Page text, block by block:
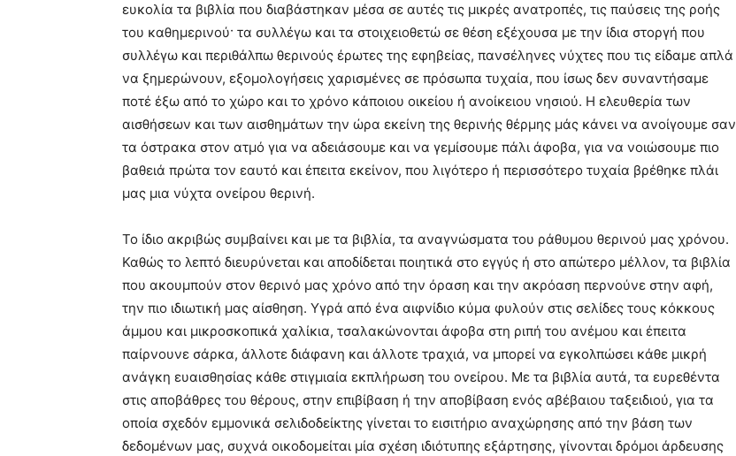
ευκολία τα βιβλία που διαβάστηκαν μέσα σε αυτές τις μικρές ανατροπές, τις παύσεις της ροής
του καθημερινού· τα συλλέγω και τα στοιχειοθετώ σε θέση εξέχουσα με την ίδια στοργή που
συλλέγω και περιθάλπω θερινούς έρωτες της εφηβείας, πανσέληνες νύχτες που τις είδαμε απλά
να ξημερώνουν, εξομολογήσεις χαρισμένες σε πρόσωπα τυχαία, που ίσως δεν συναντήσαμε
ποτέ έξω από το χώρο και το χρόνο κάποιου οικείου ή ανοίκειου νησιού. Η ελευθερία των
αισθήσεων και των αισθημάτων την ώρα εκείνη της θερινής θέρμης μάς κάνει να ανοίγουμε σαν
τα όστρακα στον ατμό για να αδειάσουμε και να γεμίσουμε πάλι άφοβα, για να νοιώσουμε πιο
βαθειά πρώτα τον εαυτό και έπειτα εκείνον, που λιγότερο ή περισσότερο τυχαία βρέθηκε πλάι
μας μια νύχτα ονείρου θερινή.
Το ίδιο ακριβώς συμβαίνει και με τα βιβλία, τα αναγνώσματα του ράθυμου θερινού μας χρόνου.
Καθώς το λεπτό διευρύνεται και αποδίδεται ποιητικά στο εγγύς ή στο απώτερο μέλλον, τα βιβλία
που ακουμπούν στον θερινό μας χρόνο από την όραση και την ακρόαση περνούνε στην αφή,
την πιο ιδιωτική μας αίσθηση. Υγρά από ένα αιφνίδιο κύμα φυλούν στις σελίδες τους κόκκους
άμμου και μικροσκοπικά χαλίκια, τσαλακώνονται άφοβα στη ριπή του ανέμου και έπειτα
παίρνουνε σάρκα, άλλοτε διάφανη και άλλοτε τραχιά, να μπορεί να εγκολπώσει κάθε μικρή
ανάγκη ευαισθησίας κάθε στιγμιαία εκπλήρωση του ονείρου. Με τα βιβλία αυτά, τα ευρεθέντα
στις αποβάθρες του θέρους, στην επιβίβαση ή την αποβίβαση ενός αβέβαιου ταξειδιού, για τα
οποία σχεδόν εμμονικά σελιδοδείκτης γίνεται το εισιτήριο αναχώρησης από την βάση των
δεδομένων μας, συχνά οικοδομείται μία σχέση ιδιότυπης εξάρτησης, γίνονται δρόμοι άρδευσης